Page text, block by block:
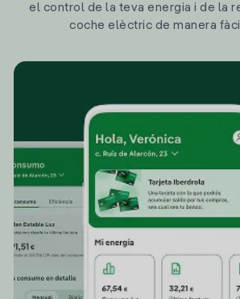
el control de la teva energia i de la
coche elèctric de manera